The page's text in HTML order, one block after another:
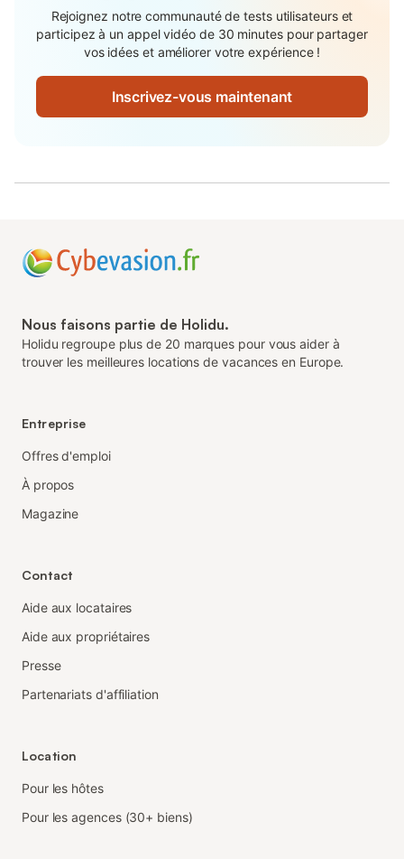
Rejoignez notre communauté de tests utilisateurs et
participez à un appel vidéo de 30 minutes pour partager
vos idées et améliorer votre expérience !
Inscrivez-vous maintenant
Nous faisons partie de Holidu.
Holidu regroupe plus de 20 marques pour vous aider à
trouver les meilleures locations de vacances en Europe.
Entreprise
Offres d'emploi
À propos
Magazine
Contact
Aide aux locataires
Aide aux propriétaires
Presse
Partenariats d'affiliation
Location
Pour les hôtes
Pour les agences (30+ biens)